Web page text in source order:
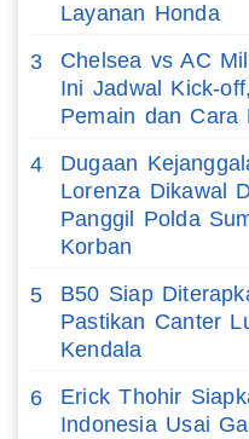
Layanan Honda
3
Chelsea vs AC
Ini Jadwal Kick-
Pemain dan Cara
4
Dugaan
Lorenza Dikawal
Panggil Polda
Korban
5
B50 Siap
Pastikan Canter
Kendala
6
Erick Thohir
Indonesia Usai